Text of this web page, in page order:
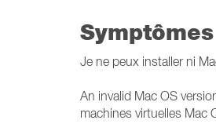
Symptômes
Je ne peux installer ni
An invalid Mac OS
machines virtuelles Mac